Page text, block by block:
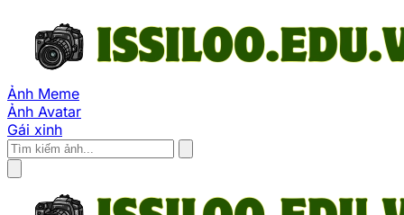
Ảnh Meme
Ảnh Avatar
Gái xinh